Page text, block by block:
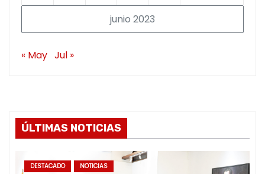
junio 2023
« May Jul »
ÚLTIMAS NOTICIAS
DESTACADO NOTICIAS